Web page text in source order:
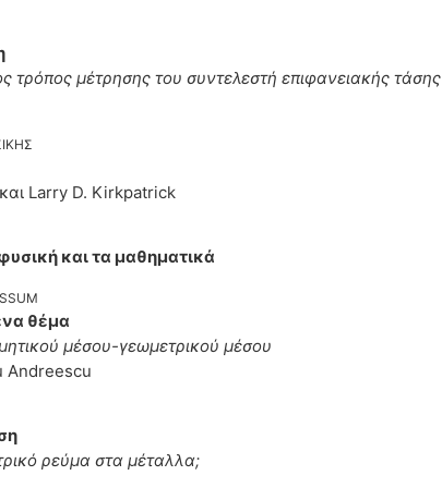
τρόπος μέτρησης του συντελεστή επιφανειακής τάσης
Larry D. Kirkpatrick
και τα μαθηματικά
θέμα
μέσου-γεωμετρικού μέσου
Andreescu
ρεύμα στα μέταλλα;